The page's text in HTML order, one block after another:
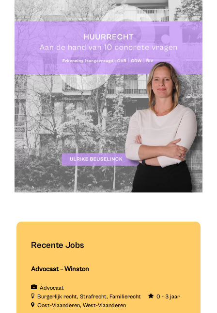
Recente Jobs
Advocaat – Winston
Advocaat
Burgerlijk recht Strafrecht Familierecht
0 - 3 jaar
Oost-Vlaanderen West-Vlaanderen